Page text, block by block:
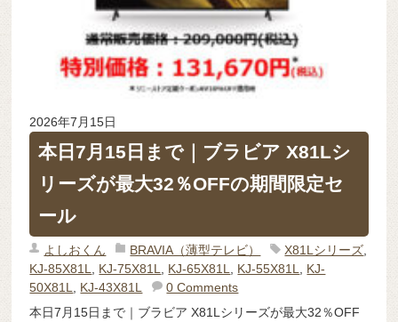
2026年7月15日
本日7月15日まで｜ブラビア X81Lシ
リーズが最大32％OFFの期間限定セ
ール
よしおくん BRAVIA（薄型テレビ） X81Lシリーズ
KJ-85X81L
KJ-75X81L KJ-65X81L KJ-55X81L
KJ-
50X81L
KJ-43X81L
0 Comments
本日7月15日まで｜ブラビア X81Lシリーズが最大32％OFF